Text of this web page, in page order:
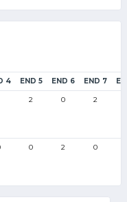
4 END 5 END 6 END 7
2 0 2
0 2 0